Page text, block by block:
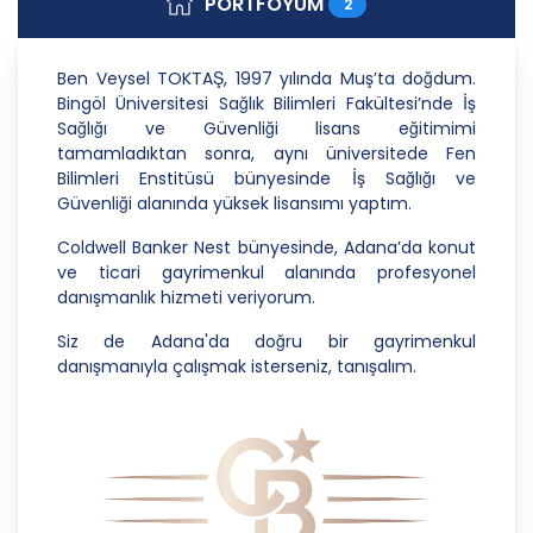
Danışmanlık Hizmetleri A.Ş.; kişisel verilerin
işlenmesi faaliyetleri kapsamında hukuka ve
yükümlüdür. Bu kapsamda, orantılılık gereklilikleri
dikkate alınacakve kişisel verileri işleme amacı
dışında kullanmayacaktır.
2. Kişisel Verilerin Doğru ve Gerektiğinde
Güncel Olmasını Sağlama
CB Gayrimenkul Franchising Pazarlama ve
Danışmanlık Hizmetleri A.Ş.; kişisel veri sahiplerinin
temel haklarını ve kendi meşru menfaatlerini
güncel olmasını sağlamakla ve bu doğrultuda
gerekli tedbirleri almak için gerekli sistemleri
3. Belirli, Açık ve Meşru Amaçlarla İşleme
CB Gayrimenkul Franchising Pazarlama ve
Danışmanlık Hizmetleri A.Ş.; kişisel verilerin hangi
Ben Veysel TOKTAŞ, 1997 yılında Muş’ta doğdum.
Bingöl Üniversitesi Sağlık Bilimleri Fakültesi’nde İş
Sağlığı ve Güvenliği lisans eğitimimi
tamamladıktan sonra, aynı üniversitede Fen
Bilimleri Enstitüsü bünyesinde İş Sağlığı ve
Güvenliği alanında yüksek lisansımı yaptım.
Coldwell Banker Nest bünyesinde, Adana’da konut
ve ticari gayrimenkul alanında profesyonel
danışmanlık hizmeti veriyorum.
Siz de Adana'da doğru bir gayrimenkul
danışmanıyla çalışmak isterseniz, tanışalım.